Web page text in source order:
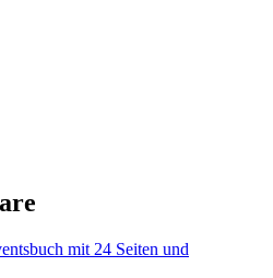
mit 24 Seiten und